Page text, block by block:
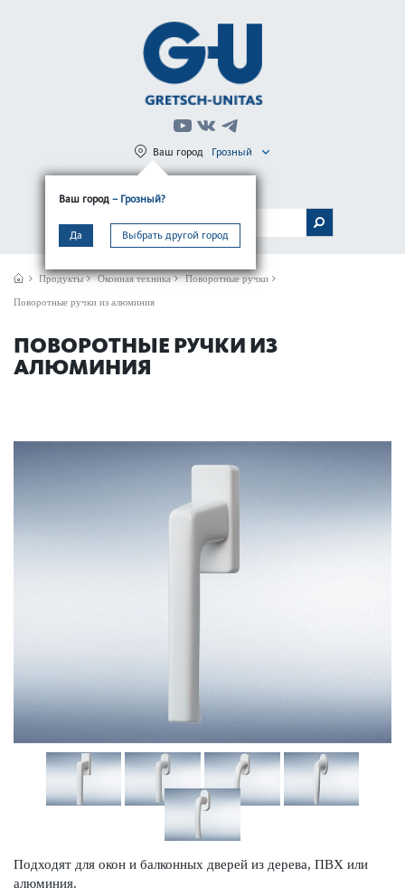
Ваш город – Грозный?
Да Выбрать другой город
Ваш город Грозный
МЕНЮ
Продукты Оконная техника Поворотные ручки
Поворотные ручки из алюминия
ПОВОРОТНЫЕ РУЧКИ ИЗ
АЛЮМИНИЯ
Подходят для окон и балконных дверей из дерева, ПВХ или
алюминия.